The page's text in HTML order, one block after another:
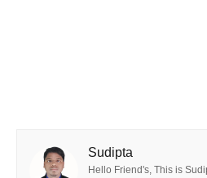
Sudipta
Hello Friend's, This is